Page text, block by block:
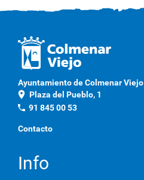
Ayuntamiento de Colmenar Viejo
location_on Plaza del Pueblo, 1
phone 91 845 00 53
Contacto
Info